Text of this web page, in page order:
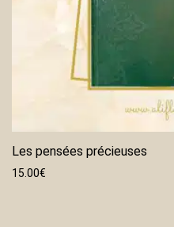
Les pensées précieuses
15.00€